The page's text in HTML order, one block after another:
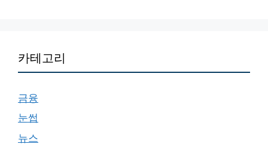
카테고리
금융
눈썹
뉴스